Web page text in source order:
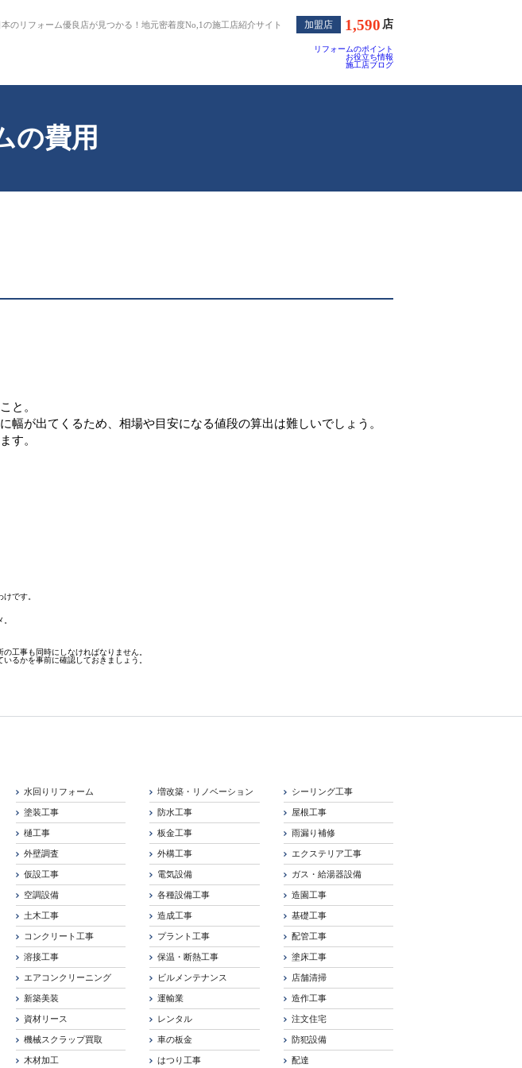
のリフォーム優良店が見つかる！地元密着度No,1の施工店紹介サイト 加盟店 1,590 店
リフォームのポイント
お役立ち情報
施工店ブログ
の費用
と。
が出てくるため、相場や目安になる値段の算出は難しいでしょう。
す。
です。
工事も同時にしなければなりません。
るかを事前に確認しておきましょう。
水回りリフォーム 増改築・リノベーション シーリング工事
塗装工事 防水工事 屋根工事
樋工事 板金工事 雨漏り補修
外壁調査 外構工事 エクステリア工事
仮設工事 電気設備 ガス・給湯器設備
空調設備 各種設備工事 造園工事
土木工事 造成工事 基礎工事
コンクリート工事 プラント工事 配管工事
溶接工事 保温・断熱工事 塗床工事
エアコンクリーニング ビルメンテナンス 店舗清掃
新築美装 運輸業 造作工事
資材リース レンタル 注文住宅
機械スクラップ買取 車の板金 防犯設備
木材加工 はつり工事 配達